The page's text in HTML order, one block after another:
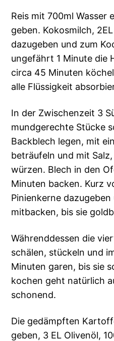
Reis mit 700ml Wasser
geben. Kokosmilch,
dazugeben und zum
ungefährt 1 Minute die
circa 45 Minuten
alle Flüssigkeit
In der Zwischenzeit 3
mundgerechte Stücke
Backblech legen, mit
beträufeln und mit
würzen. Blech in den
Minuten backen. Kurz
Pinienkerne
mitbacken, bis sie
Währenddessen die
schälen, stückeln und
Minuten garen, bis sie
kochen geht natürlich
schonend.
Die gedämpften
geben, 3 EL Olivenöl,